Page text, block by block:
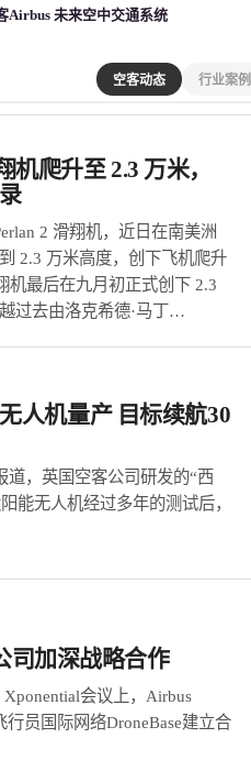
Airbus 未来空中交通系统
空客动态 行业案例
爬升至 2.3 万米，
2 滑翔机，近日在南美洲
2.3 万米高度，创下飞机爬升
机最后在九月初正式创下 2.3
过去由洛克希德·马丁
人机量产 目标续航30
道，英国空客公司研发的“西
能无人机经过多年的测试后，
司加深战略合作
会议上，Airbus
员国际网络DroneBase建立合